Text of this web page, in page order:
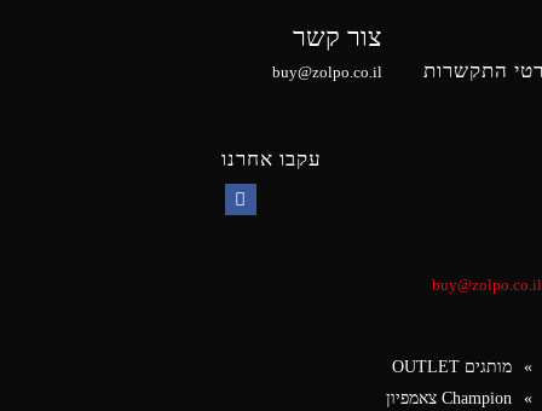
התקשרות
צור קשר
buy@zolpo.co.il
עקבו אחרנו
buy@zolpo.co.il
מותגים OUTLET
Champion צאמפיון